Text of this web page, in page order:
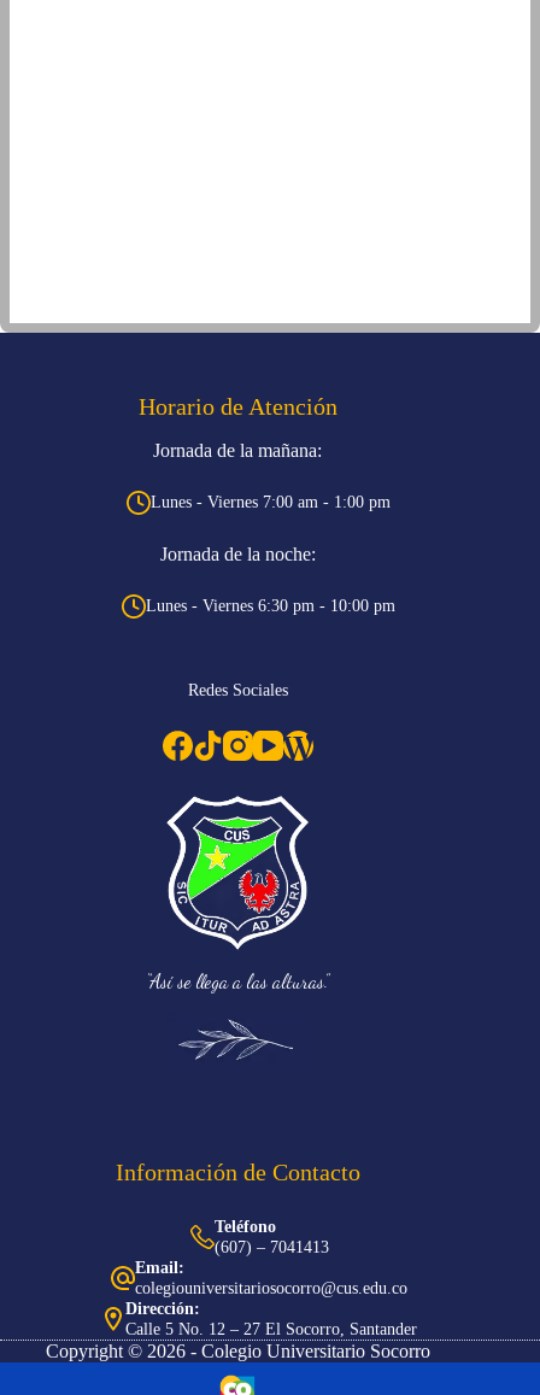
Horario de Atención
Jornada de la mañana:
Lunes - Viernes 7:00 am - 1:00 pm
Jornada de la noche:
Lunes - Viernes 6:30 pm - 10:00 pm
Redes Sociales
“Así se llega a las alturas.”
Información de Contacto
Teléfono
(607) – 7041413
Email:
colegiouniversitariosocorro@cus.edu.co
Dirección:
Calle 5 No. 12 – 27 El Socorro, Santander
Copyright © 2026 - Colegio Universitario Socorro